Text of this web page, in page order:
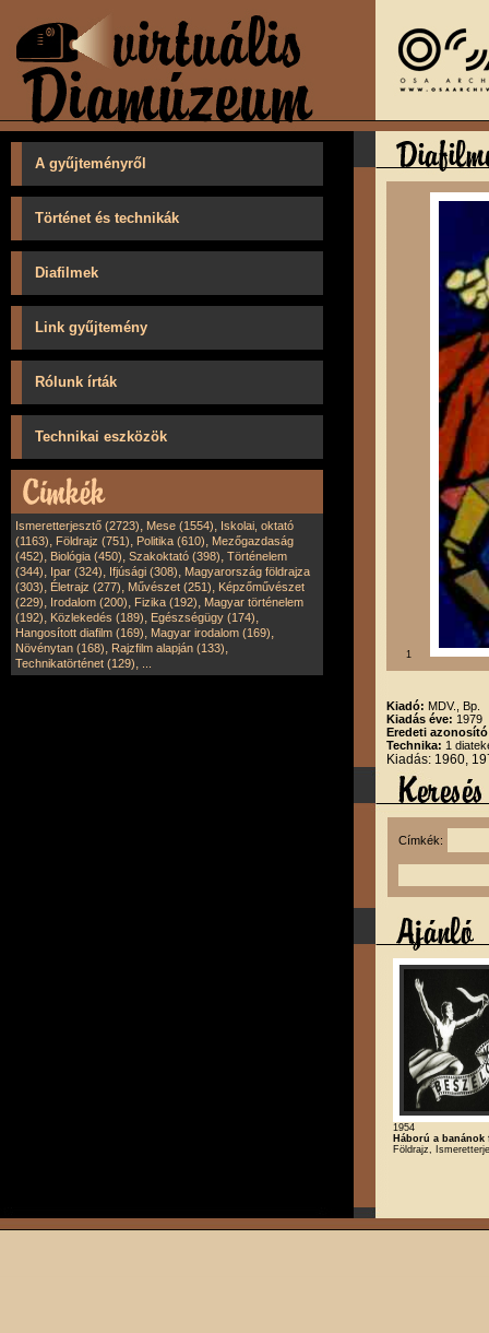
A gyűjteményről
Történet és technikák
Diafilmek
Link gyűjtemény
Rólunk írták
Technikai eszközök
Ismeretterjesztő (2723), Mese (1554), Iskolai, oktató
(1163), Földrajz (751), Politika (610), Mezőgazdaság
(452), Biológia (450), Szakoktató (398), Történelem
(344), Ipar (324), Ifjúsági (308), Magyarország földrajza
(303), Életrajz (277), Művészet (251), Képzőművészet
(229), Irodalom (200), Fizika (192), Magyar történelem
(192), Közlekedés (189), Egészségügy (174),
Hangosított diafilm (169), Magyar irodalom (169),
Növénytan (168), Rajzfilm alapján (133),
Technikatörténet (129),
1
Kiadó: MDV., Bp.
Kiadás éve: 1979
Eredeti
Technika: 1
Kiadás: 1960,
Címkék:
1954
Háború a banánok
Földrajz,